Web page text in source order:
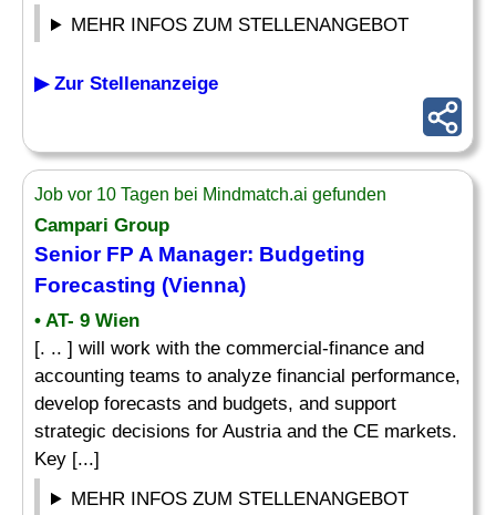
MEHR INFOS ZUM STELLENANGEBOT
▶ Zur Stellenanzeige
Job vor 10 Tagen bei Mindmatch.ai gefunden
Campari Group
Senior FP A Manager: Budgeting
Forecasting (Vienna)
• AT- 9 Wien
[. .. ] will work with the commercial-finance and
accounting teams to analyze financial performance,
develop forecasts and budgets, and support
strategic decisions for Austria and the CE markets.
Key [...]
MEHR INFOS ZUM STELLENANGEBOT